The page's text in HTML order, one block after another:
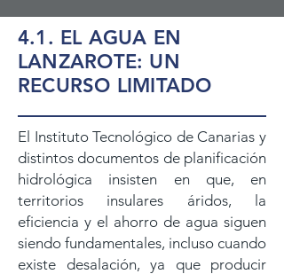
4.1. EL AGUA EN
LANZAROTE: UN
RECURSO LIMITADO
El Instituto Tecnológico de Canarias y
distintos documentos de planificación
hidrológica insisten en que, en
territorios insulares áridos, la
eficiencia y el ahorro de agua siguen
siendo fundamentales, incluso cuando
existe desalación, ya que producir